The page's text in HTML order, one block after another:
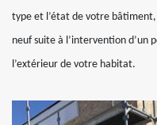
type et l’état de votre
neuf suite à l’intervention d’un
l’extérieur de votre habitat.